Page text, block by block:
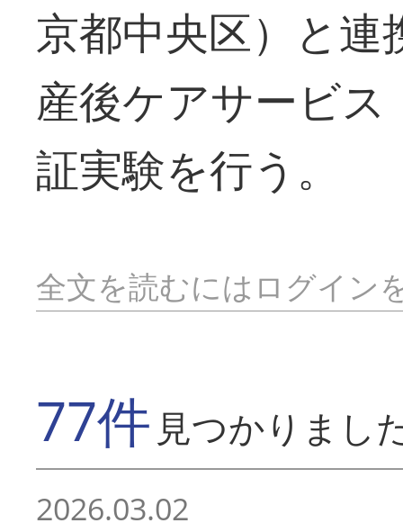
京都中央区）と
産後ケアサービ
証実験を行う。
全文を読むにはログイン
77件 見つかりまし
2026.03.02